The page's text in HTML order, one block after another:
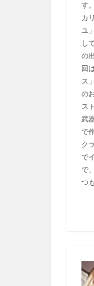
す
カ
ユ
し
の
回
ス
の
ス
武
で
ク
で
で
つ